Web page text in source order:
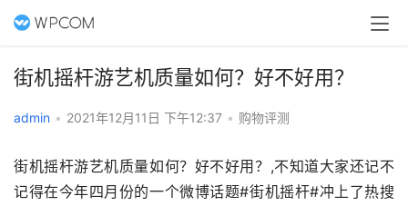
街机摇杆游艺机质量如何？好不好用？
admin • 2021年12月11日 下午12:37 • 购物评测
街机摇杆游艺机质量如何？好不好用？,不知道大家还记不
记得在今年四月份的一个微博话题#街机摇杆#冲上了热搜